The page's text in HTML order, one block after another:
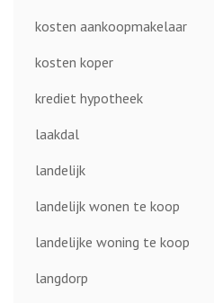
kosten aankoopmakelaar
kosten koper
krediet hypotheek
laakdal
landelijk
landelijk wonen te koop
landelijke woning te koop
langdorp